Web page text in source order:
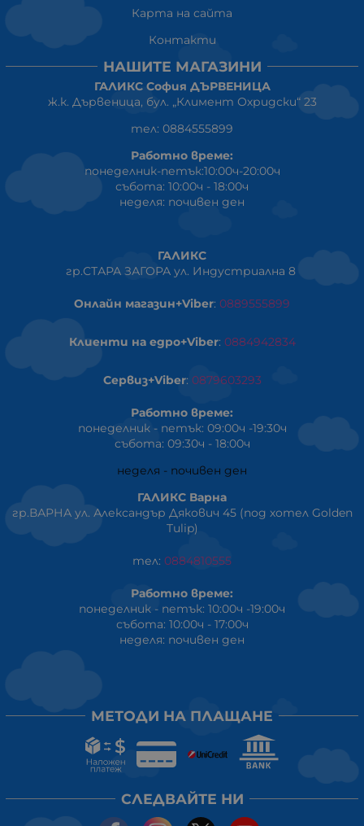
Карта на сайта
Контакти
НАШИТЕ МАГАЗИНИ
ГАЛИКС София ДЪРВЕНИЦА
ж.к. Дървеница, бул. „Климент Охридски“ 23
тел: 0884555899
Работно време:
понеделник-петък:10:00ч-20:00ч
събота: 10:00ч - 18:00ч
неделя: почивен ден
ГАЛИКС
гр.СТАРА ЗАГОРА ул. Индустриална 8
Онлайн магазин+Viber: 0889555899
Клиенти на едро+Viber: 0884942834
Сервиз+Viber: 0879603293
Работно време:
понеделник - петък: 09:00ч -19:30ч
събота: 09:30ч - 18:00ч
неделя - почивен ден
ГАЛИКС Варна
гр.ВАРНА ул. Александър Дякович 45 (под хотел Golden
Tulip)
тел: 0884810555
Работно време:
понеделник - петък: 10:00ч -19:00ч
събота: 10:00ч - 17:00ч
неделя: почивен ден
МЕТОДИ НА ПЛАЩАНЕ
СЛЕДВАЙТЕ НИ